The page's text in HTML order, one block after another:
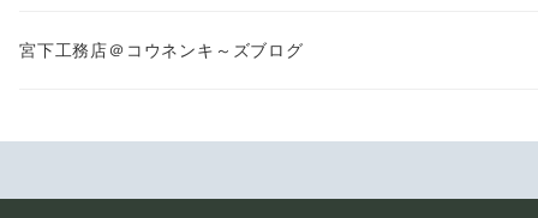
宮下工務店＠コウネンキ～ズブログ